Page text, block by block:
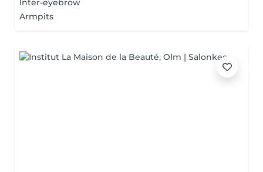
Inter-eyebrow
Armpits